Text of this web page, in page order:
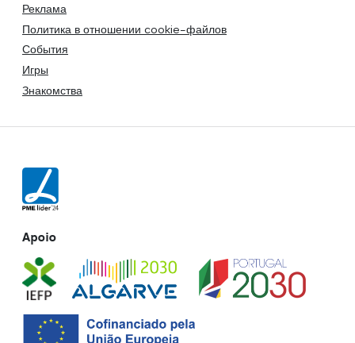
Реклама
Политика в отношении cookie-файлов
События
Игры
Знакомства
Apoio